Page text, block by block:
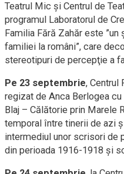
Teatrul Mic şi Centrul de
programul Laboratorul de
Familia Fără Zahăr este
familiei la români”, care
stereotipuri de percepţie a
Pe 23 septembrie, Centrul
regizat de Anca Berlogea
Blaj – Călătorie prin Marele
temporal între tinerii de azi
intermediul unor scrisori de
din perioada 1916-1918 şi